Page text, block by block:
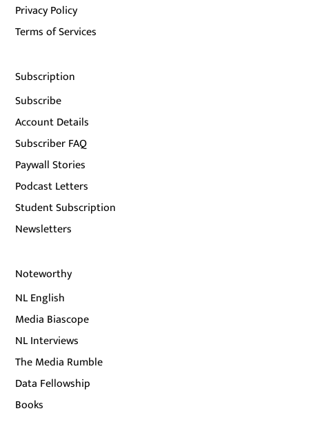
Privacy Policy
Terms of Services
Subscription
Subscribe
Account Details
Subscriber FAQ
Paywall Stories
Podcast Letters
Student Subscription
Newsletters
Noteworthy
NL English
Media Biascope
NL Interviews
The Media Rumble
Data Fellowship
Books